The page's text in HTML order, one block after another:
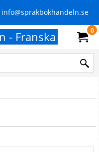
info@sprakbokhandeln.se
- Franska 0